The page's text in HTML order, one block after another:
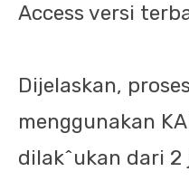
Access versi
Dijelaskan,
menggunakan
dilak^ukan dari 2